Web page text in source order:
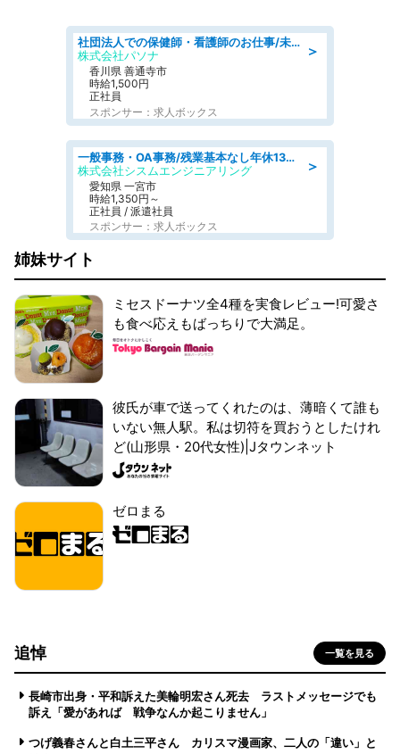
＞
社団法人での保健師・看護師のお仕事/未経験OK/要資格:普通免許、保健師、正看護師
株式会社パソナ
香川県 善通寺市
時給1,500円
正社員
スポンサー：求人ボックス
＞
一般事務・OA事務/残業基本なし年休130日社保完備の一般・調達事務
株式会社シスムエンジニアリング
愛知県 一宮市
時給1,350円～
正社員 / 派遣社員
スポンサー：求人ボックス
姉妹サイト
ミセスドーナツ全4種を実食レビュー!可愛さ
も食べ応えもばっちりで大満足。
彼氏が車で送ってくれたのは、薄暗くて誰も
いない無人駅。私は切符を買おうとしたけれ
ど(山形県・20代女性)|Jタウンネット
ゼロまる
追悼 一覧を見る
長崎市出身・平和訴えた美輪明宏さん死去 ラストメッセージでも
訴え「愛があれば 戦争なんか起こりません」
つげ義春さんと白土三平さん カリスマ漫画家、二人の「違い」と